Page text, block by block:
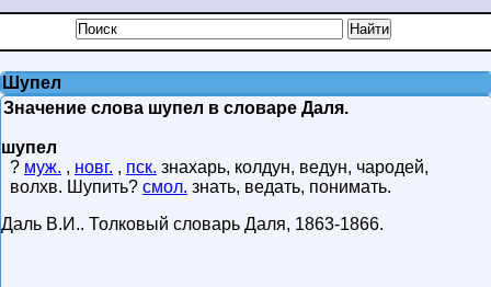
Шупел
Значение слова шупел в словаре Даля.
шупел
? муж. , новг. , пск. знахарь, колдун, ведун, чародей,
волхв. Шупить? смол. знать, ведать, понимать.
Даль В.И.. Толковый словарь Даля, 1863-1866.